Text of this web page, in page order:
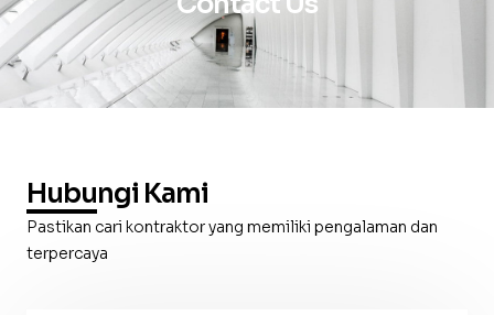
Hubungi Kami
Pastikan cari kontraktor yang memiliki pengalaman dan
terpercaya